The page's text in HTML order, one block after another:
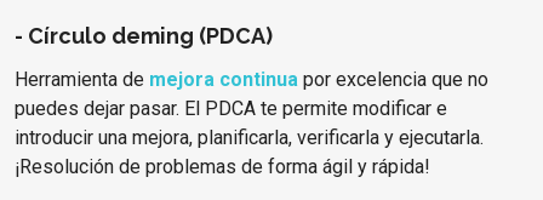
- Círculo deming (PDCA)
Herramienta de mejora continua por excelencia que no
puedes dejar pasar. El PDCA te permite modificar e
introducir una mejora, planificarla, verificarla y ejecutarla.
¡Resolución de problemas de forma ágil y rápida!